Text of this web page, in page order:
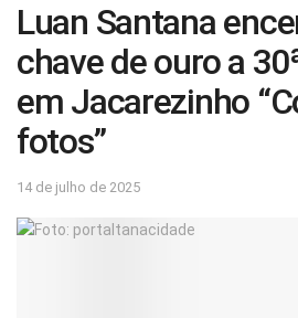
Luan Santana
chave de ouro a
em Jacarezinho
fotos”
14 de julho de 2025